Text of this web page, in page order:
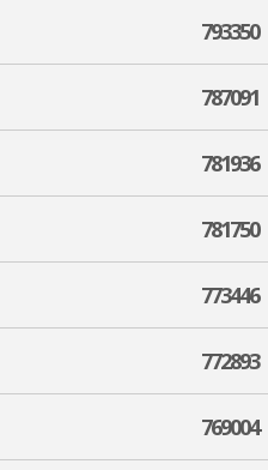
793350
787091
781936
781750
773446
772893
769004